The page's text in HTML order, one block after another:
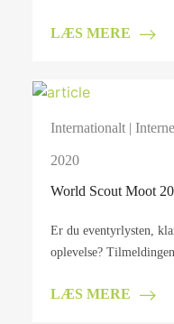
LÆS MERE
Internationalt|
2020
World Scout Moot
Er du eventyrlysten,
oplevelse?
LÆS MERE